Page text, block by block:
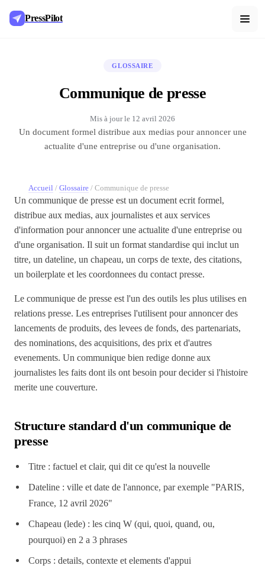
PressPilot
GLOSSAIRE
Communique de presse
Mis à jour le 12 avril 2026
Un document formel distribue aux medias pour annoncer une
actualite d'une entreprise ou d'une organisation.
Accueil / Glossaire / Communique de presse
Un communique de presse est un document ecrit formel,
distribue aux medias, aux journalistes et aux services
d'information pour annoncer une actualite d'une entreprise ou
d'une organisation. Il suit un format standardise qui inclut un
titre, un dateline, un chapeau, un corps de texte, des citations,
un boilerplate et les coordonnees du contact presse.
Le communique de presse est l'un des outils les plus utilises en
relations presse. Les entreprises l'utilisent pour annoncer des
lancements de produits, des levees de fonds, des partenariats,
des nominations, des acquisitions, des prix et d'autres
evenements. Un communique bien redige donne aux
journalistes les faits dont ils ont besoin pour decider si l'histoire
merite une couverture.
Structure standard d'un communique de
presse
Titre : factuel et clair, qui dit ce qu'est la nouvelle
Dateline : ville et date de l'annonce, par exemple "PARIS,
France, 12 avril 2026"
Chapeau (lede) : les cinq W (qui, quoi, quand, ou,
pourquoi) en 2 a 3 phrases
Corps : details, contexte et elements d'appui